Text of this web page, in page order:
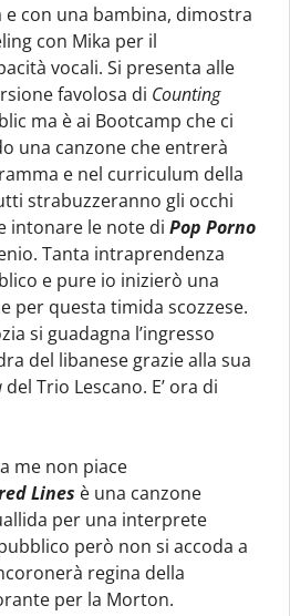
e con una bambina, dimostra
con Mika per il
vocali. Si presenta alle
favolosa di Counting
ma è ai Bootcamp che ci
una canzone che entrerà
e nel curriculum della
strabuzzeranno gli occhi
intonare le note di Pop Porno
Tanta intraprendenza
e pure io inizierò una
per questa timida scozzese.
si guadagna l’ingresso
del libanese grazie alla sua
del Trio Lescano. E’ ora di
me non piace
Lines è una canzone
per una interprete
però non si accoda a
regina della
per la Morton.